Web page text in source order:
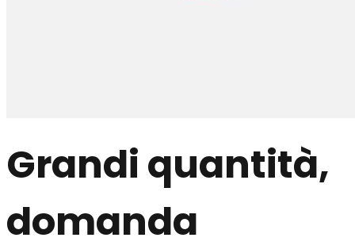
Grandi quantità,
domanda